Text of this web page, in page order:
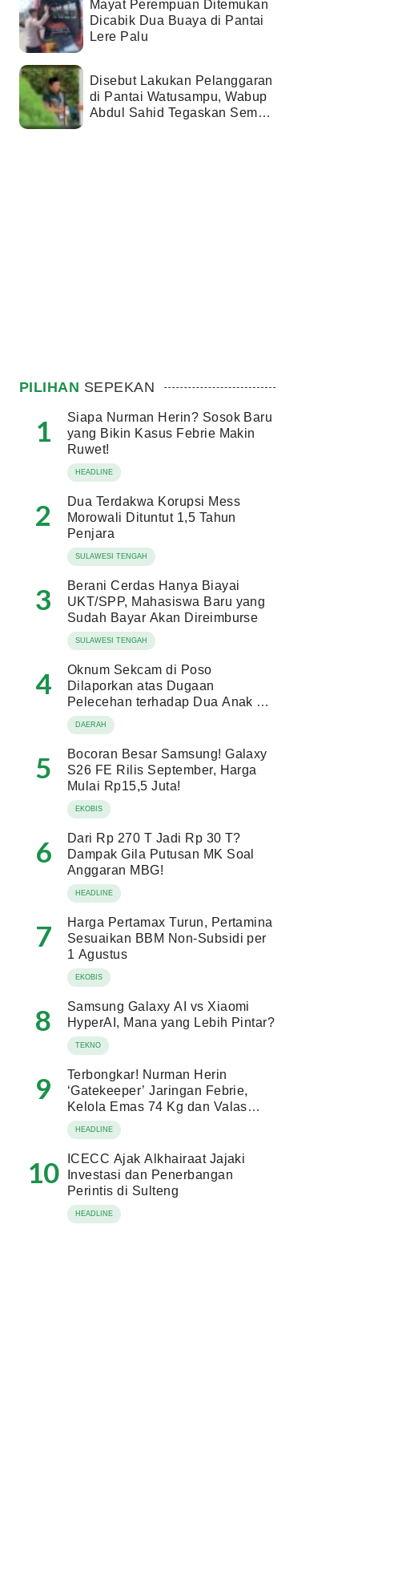
Mayat Perempuan Ditemukan
Dicabik Dua Buaya di Pantai
Lere Palu
Disebut Lakukan Pelanggaran
di Pantai Watusampu, Wabup
Abdul Sahid Tegaskan Semua
PILIHAN SEPEKAN
1
Siapa Nurman Herin? Sosok Baru
yang Bikin Kasus Febrie Makin
Ruwet!
HEADLINE
2
Dua Terdakwa Korupsi Mess
Morowali Dituntut 1,5 Tahun
Penjara
SULAWESI TENGAH
3
Berani Cerdas Hanya Biayai
UKT/SPP, Mahasiswa Baru yang
Sudah Bayar Akan Direimburse
SULAWESI TENGAH
4
Oknum Sekcam di Poso
Dilaporkan atas Dugaan
Pelecehan terhadap Dua Anak di
Bawah Umur
DAERAH
5
Bocoran Besar Samsung! Galaxy
S26 FE Rilis September, Harga
Mulai Rp15,5 Juta!
EKOBIS
6
Dari Rp 270 T Jadi Rp 30 T?
Dampak Gila Putusan MK Soal
Anggaran MBG!
HEADLINE
7
Harga Pertamax Turun, Pertamina
Sesuaikan BBM Non-Subsidi per
1 Agustus
EKOBIS
8
Samsung Galaxy AI vs Xiaomi
HyperAI, Mana yang Lebih Pintar?
TEKNO
9
Terbongkar! Nurman Herin
‘Gatekeeper’ Jaringan Febrie,
Kelola Emas 74 Kg dan Valas
Ratusan Miliar!
HEADLINE
10
ICECC Ajak Alkhairaat Jajaki
Investasi dan Penerbangan
Perintis di Sulteng
HEADLINE